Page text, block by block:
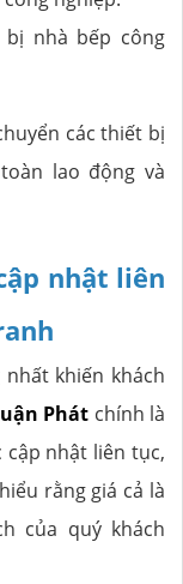
bị nhà bếp công
các thiết bị
lao động và
nhật liên
khiến khách
Phát chính là
nhật liên tục,
rằng giá cả là
của quý khách